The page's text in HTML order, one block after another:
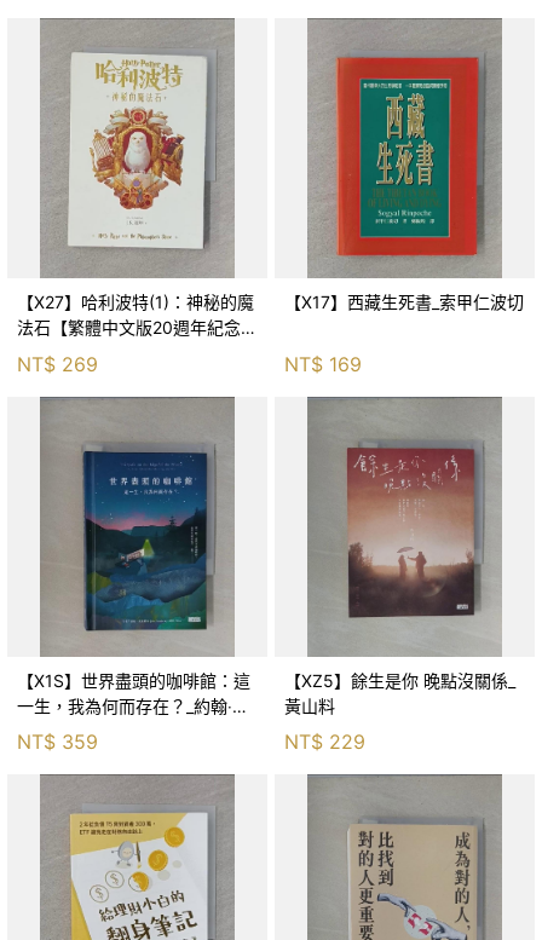
【X27】哈利波特(1)：神秘的魔
法石【繁體中文版20週年紀念】
NT$ 269
【X17】西藏生死書_索甲仁波切
NT$ 169
【X1S】世界盡頭的咖啡館：這
一生，我為何而存在？_約翰‧史
崔勒基, Elsa
NT$ 359
【XZ5】餘生是你 晚點沒關係_
黃山料
NT$ 229